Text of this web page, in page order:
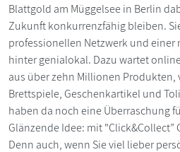
Blattgold am Müggelsee in Berlin
Zukunft konkurrenzfähig bleiben.
professionellen Netzwerk und
hinter genialokal. Dazu wartet
aus über zehn Millionen Produkten,
Brettspiele, Geschenkartikel und
haben da noch eine Überraschung
Glänzende Idee: mit "Click&Collect”
Denn auch, wenn Sie viel lieber